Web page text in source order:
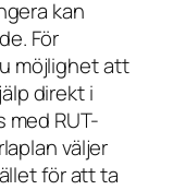
kan
För
möjlighet att
direkt i
RUT-
väljer
för att ta